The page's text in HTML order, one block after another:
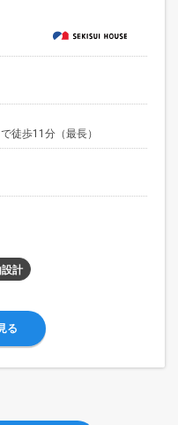
徒歩11分（最長）
設計
る